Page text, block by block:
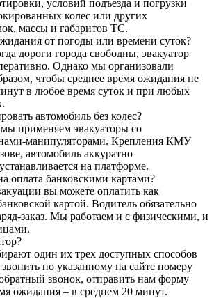
условий подъезда и погрузки
колес или других
массы и габаритов ТС.
от погоды или времени суток?
дороги города свободны, эвакуатор
Однако мы организовали
чтобы среднее время ожидания не
в любое время суток и при любых
автомобиль без колес?
применяем эвакуаторы со
манипуляторами. Крепления КМУ
автомобиль аккуратно
на платформе.
оплата банковскими картами?
вы можете оплатить как
картой. Водитель обязательно
заказ. Мы работаем и с физическими, и
один их трех доступных способов
по указанному на сайте номеру
обратный звонок, отправить нам форму
ожидания – в среднем 20 минут.